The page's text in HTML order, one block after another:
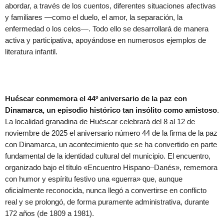
abordar, a través de los cuentos, diferentes situaciones afectivas
y familiares —como el duelo, el amor, la separación, la
enfermedad o los celos—. Todo ello se desarrollará de manera
activa y participativa, apoyándose en numerosos ejemplos de
literatura infantil.
Huéscar conmemora el 44º aniversario de la paz con
Dinamarca, un episodio histórico tan insólito como amistoso.
La localidad granadina de Huéscar celebrará del 8 al 12 de
noviembre de 2025 el aniversario número 44 de la firma de la paz
con Dinamarca, un acontecimiento que se ha convertido en parte
fundamental de la identidad cultural del municipio. El encuentro,
organizado bajo el título «Encuentro Hispano–Danés», rememora
con humor y espíritu festivo una «guerra» que, aunque
oficialmente reconocida, nunca llegó a convertirse en conflicto
real y se prolongó, de forma puramente administrativa, durante
172 años (de 1809 a 1981).